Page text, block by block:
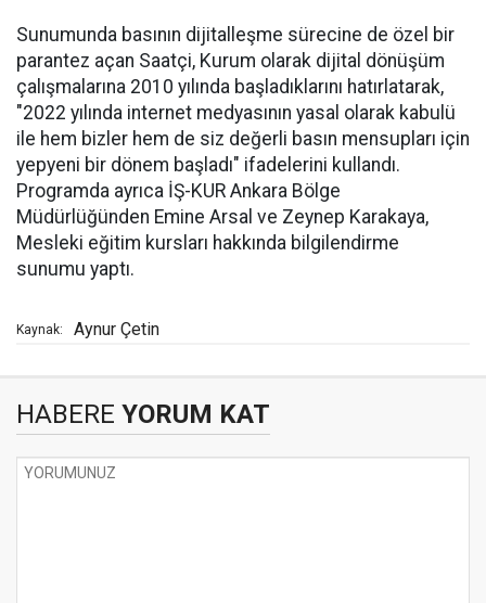
Sunumunda basının dijitalleşme sürecine de özel bir
parantez açan Saatçi, Kurum olarak dijital dönüşüm
çalışmalarına 2010 yılında başladıklarını hatırlatarak,
"2022 yılında internet medyasının yasal olarak kabulü
ile hem bizler hem de siz değerli basın mensupları için
yepyeni bir dönem başladı" ifadelerini kullandı.
Programda ayrıca İŞ-KUR Ankara Bölge
Müdürlüğünden Emine Arsal ve Zeynep Karakaya,
Mesleki eğitim kursları hakkında bilgilendirme
sunumu yaptı.
Kaynak: Aynur Çetin
HABERE YORUM KAT